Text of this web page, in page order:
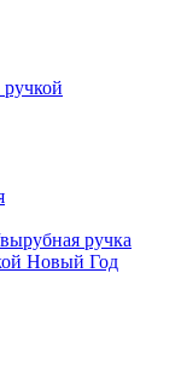
ручка
Новый Год